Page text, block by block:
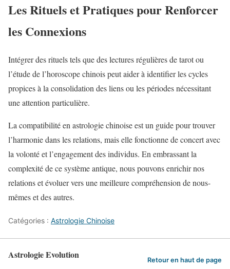
Les Rituels et Pratiques pour Renforcer
les Connexions
Intégrer des rituels tels que des lectures régulières de tarot ou
l’étude de l’horoscope chinois peut aider à identifier les cycles
propices à la consolidation des liens ou les périodes nécessitant
une attention particulière.
La compatibilité en astrologie chinoise est un guide pour trouver
l’harmonie dans les relations, mais elle fonctionne de concert avec
la volonté et l’engagement des individus. En embrassant la
complexité de ce système antique, nous pouvons enrichir nos
relations et évoluer vers une meilleure compréhension de nous-
mêmes et des autres.
Catégories : Astrologie Chinoise
Astrologie Evolution Retour en haut de page